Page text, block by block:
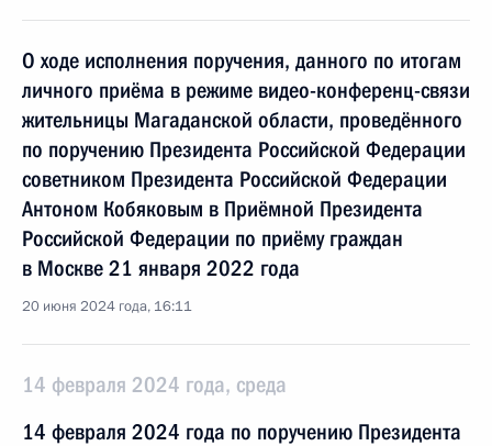
О ходе исполнения поручения, данного по итогам
личного приёма в режиме видео-конференц-связи
жительницы Магаданской области, проведённого
по поручению Президента Российской Федерации
советником Президента Российской Федерации
Антоном Кобяковым в Приёмной Президента
Российской Федерации по приёму граждан
в Москве 21 января 2022 года
20 июня 2024 года, 16:11
14 февраля 2024 года, среда
14 февраля 2024 года по поручению Президента